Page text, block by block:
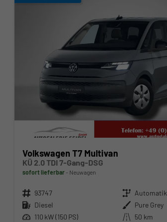
Volkswagen T7 Multivan
KÜ 2.0 TDI 7-Gang-DSG
sofort lieferbar Neuwagen
Fahrzeugnr. 93747 Getriebe Automatik
Kraftstoff Diesel Außenfarbe Pure Grey
Leistung 110 kW (150 PS) Kilometerstand 50 km